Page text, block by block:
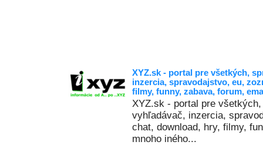
XYZ.sk - portal pre všetkých,
inzercia, spravodajstvo, eu,
filmy, funny, zabava, forum,
XYZ.sk - portal pre
vyhľadávač, inzercia,
chat, download, hry, filmy,
mnoho iného...